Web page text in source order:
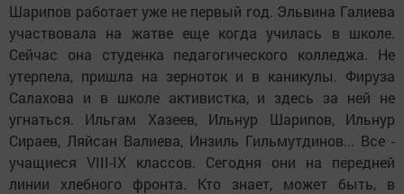
Шарипов работает уже не первый год. Эльвина Галиева
участвовала на жатве еще когда училась в школе.
Сейчас она студенка педагогического колледжа. Не
утерпела, пришла на зерноток и в каникулы. Фируза
Салахова и в школе активистка, и здесь за ней не
угнаться. Ильгам Хазеев, Ильнур Шарипов, Ильнур
Сираев, Ляйсан Валиева, Инзиль Гильмутдинов... Все -
учащиеся VIII-IX классов. Сегодня они на передней
линии хлебного фронта. Кто знает, может быть, в